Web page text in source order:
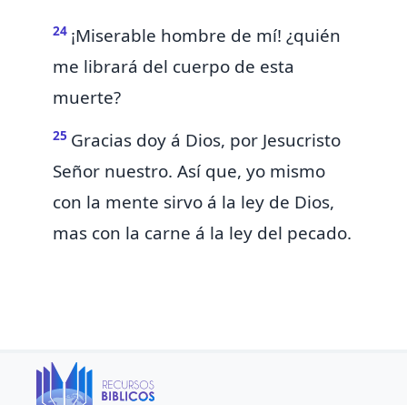
24 ¡Miserable hombre de mí! ¿quién
me librará del cuerpo de esta
muerte?
25 Gracias doy á Dios, por Jesucristo
Señor nuestro. Así que, yo mismo
con la mente sirvo á la ley de Dios,
mas con la carne á la ley del pecado.